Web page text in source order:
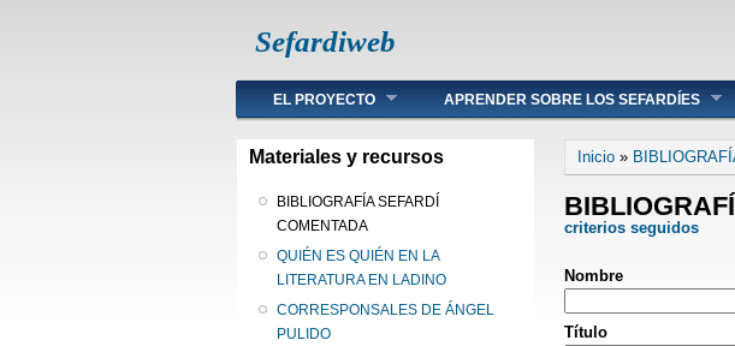
Sefardiweb
Main menu
EL PROYECTO APRENDER SOBRE LOS SEFARDÍES
Materiales y recursos
BIBLIOGRAFÍA SEFARDÍ
COMENTADA
QUIÉN ES QUIÉN EN LA
LITERATURA EN LADINO
CORRESPONSALES DE ÁNGEL
PULIDO
Se encuentra
Inicio »
criterios seguidos
Nombre
Título